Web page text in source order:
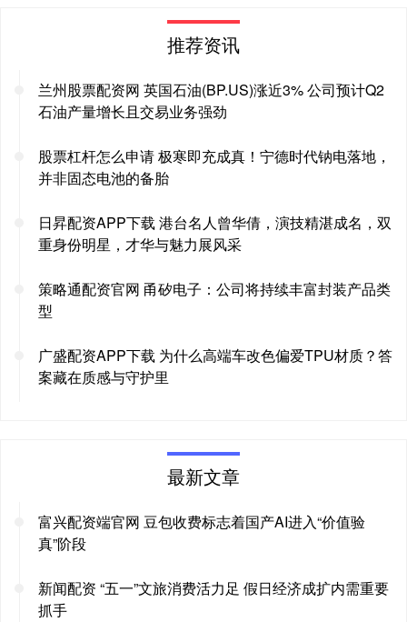
推荐资讯
兰州股票配资网 英国石油(BP.US)涨近3% 公司预计Q2
石油产量增长且交易业务强劲
股票杠杆怎么申请 极寒即充成真！宁德时代钠电落地，
并非固态电池的备胎
日昇配资APP下载 港台名人曾华倩，演技精湛成名，双
重身份明星，才华与魅力展风采
策略通配资官网 甬矽电子：公司将持续丰富封装产品类
型
广盛配资APP下载 为什么高端车改色偏爱TPU材质？答
案藏在质感与守护里
最新文章
富兴配资端官网 豆包收费标志着国产AI进入“价值验
真”阶段
新闻配资 “五一”文旅消费活力足 假日经济成扩内需重要
抓手